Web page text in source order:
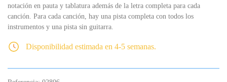
notación en pauta y tablatura además de la letra completa para cada
canción. Para cada canción, hay una pista completa con todos los
instrumentos y una pista sin guitarra.
Disponibilidad estimada en 4-5 semanas.